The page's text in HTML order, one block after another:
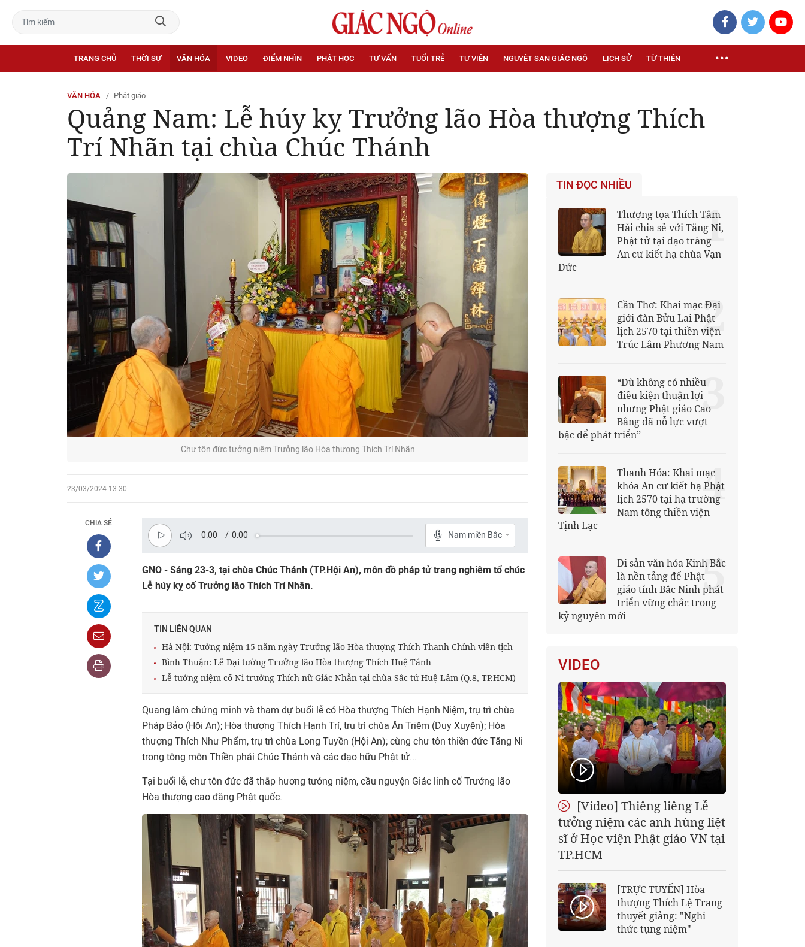
TRANG CHỦ THỜI SỰ VĂN HÓA VIDEO ĐIỂM NHÌN PHẬT HỌC TƯ VẤN TUỔI TRẺ TỰ VIỆN NGUYỆT SAN GIÁC NGỘ LỊCH SỬ TỪ THIỆN
VĂN HÓA Phật giáo
Quảng Nam: Lễ húy kỵ Trưởng lão Hòa thượng Thích
Trí Nhãn tại chùa Chúc Thánh
Chư tôn đức tưởng niệm Trưởng lão Hòa thượng Thích Trí Nhãn
23/03/2024 13:30
CHIA SẺ
0:00 / 0:00 Nam miền Bắc
GNO - Sáng 23-3, tại chùa Chúc Thánh (TP.Hội An), môn đồ pháp tử trang nghiêm tổ chúc
Lễ húy kỵ cố Trưởng lão Thích Trí Nhãn.
TIN LIÊN QUAN
Hà Nội: Tưởng niệm 15 năm ngày Trưởng lão Hòa thượng Thích Thanh Chỉnh viên tịch
Bình Thuận: Lễ Đại tường Trưởng lão Hòa thượng Thích Huệ Tánh
Lễ tưởng niệm cố Ni trưởng Thích nữ Giác Nhẫn tại chùa Sắc tứ Huệ Lâm (Q.8, TP.HCM)
Quang lâm chứng minh và tham dự buổi lễ có Hòa thượng Thích Hạnh Niệm, trụ trì chùa
Pháp Bảo (Hội An); Hòa thượng Thích Hạnh Trí, trụ trì chùa Ân Triêm (Duy Xuyên); Hòa
thượng Thích Như Phẩm, trụ trì chùa Long Tuyền (Hội An); cùng chư tôn thiền đức Tăng Ni
trong tông môn Thiền phái Chúc Thánh và các đạo hữu Phật tử...
Tại buổi lễ, chư tôn đức đã thắp hương tưởng niệm, cầu nguyện Giác linh cố Trưởng lão
Hòa thượng cao đăng Phật quốc.
TIN ĐỌC NHIỀU
Thượng tọa Thích Tâm
Hải chia sẻ với Tăng Ni,
Phật tử tại đạo tràng
An cư kiết hạ chùa Vạn
Đức
1
Cần Thơ: Khai mạc Đại
giới đàn Bửu Lai Phật
lịch 2570 tại thiền viện
Trúc Lâm Phương Nam
2
“Dù không có nhiều
điều kiện thuận lợi
nhưng Phật giáo Cao
Bằng đã nỗ lực vượt
bậc để phát triển”
3
Thanh Hóa: Khai mạc
khóa An cư kiết hạ Phật
lịch 2570 tại hạ trường
Nam tông thiền viện
Tịnh Lạc
4
Di sản văn hóa Kinh Bắc
là nền tảng để Phật
giáo tỉnh Bắc Ninh phát
triển vững chắc trong
kỷ nguyên mới
5
VIDEO
[Video] Thiêng liêng Lễ
tưởng niệm các anh hùng liệt
sĩ ở Học viện Phật giáo VN tại
TP.HCM
[TRỰC TUYẾN] Hòa
thượng Thích Lệ Trang
thuyết giảng: "Nghi
thức tụng niệm"